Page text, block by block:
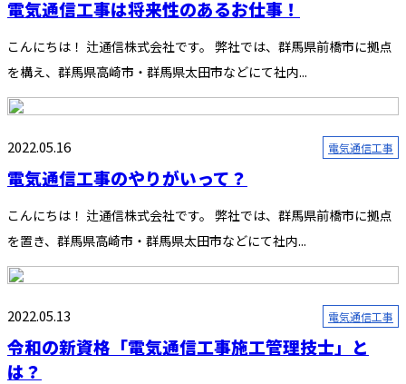
電気通信工事は将来性のあるお仕事！
こんにちは！ 辻通信株式会社です。 弊社では、群馬県前橋市に拠点
を構え、群馬県高崎市・群馬県太田市などにて社内...
2022.05.16 電気通信工事
電気通信工事のやりがいって？
こんにちは！ 辻通信株式会社です。 弊社では、群馬県前橋市に拠点
を置き、群馬県高崎市・群馬県太田市などにて社内...
2022.05.13 電気通信工事
令和の新資格「電気通信工事施工管理技士」と
は？